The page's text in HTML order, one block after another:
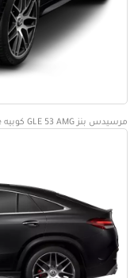
مرسيدس بنز GLE 53 AMG كوبيه exterior - Rear Profile